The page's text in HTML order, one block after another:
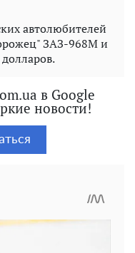
автолюбителей
ЗАЗ-968М и
в Google
новости!